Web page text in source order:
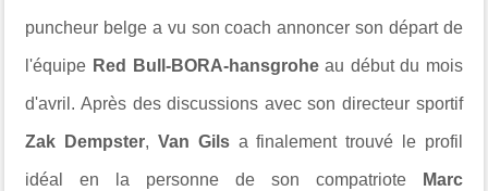
puncheur belge a vu son coach annoncer son départ de
l'équipe Red Bull-BORA-hansgroheau début du mois
d'avril. Après des discussions avec son directeur sportif
Zak Dempster,Van Gilsa finalement trouvé le profil
idéal en la personne de son compatriote Marc